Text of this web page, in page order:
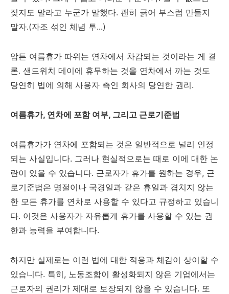
짖지도 말라고 누군가 말했다. 괜히 긁어 부스럼 만들지
말자.(자조 섞인 체념 투...)
암튼 여름휴가 따위는 연차에서 차감되는 것이라는 게 결
론. 샌드위치 데이에 휴무하는 것을 연차에서 까는 것도
당연히 법에 의해 사용자 측인 회사의 당연한 권리.
여름휴가, 연차에 포함 여부, 그리고 근로기준법
여름휴가가 연차에 포함되는 것은 일반적으로 널리 인정
되는 사실입니다. 그러나 현실적으로는 때로 이에 대한 논
란이 있을 수 있습니다. 근로자가 휴가를 원하는 경우, 근
로기준법은 명절이나 국경일과 같은 휴일과 겹치지 않는
한 모든 휴가를 연차로 사용할 수 있다고 규정하고 있습니
다. 이것은 사용자가 자유롭게 휴가를 사용할 수 있는 권
한과 능력을 부여합니다.
하지만 실제로는 이런 법에 대한 적용과 체감이 상이할 수
있습니다. 특히, 노동조합이 활성화되지 않은 기업에서는
근로자의 권리가 제대로 보장되지 않을 수 있습니다. 또